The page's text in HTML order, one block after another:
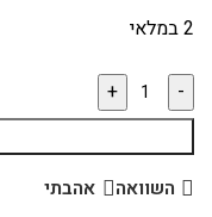
2 במלאי
השוואה
אהבתי